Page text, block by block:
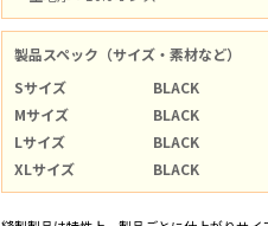
製品スペック（サイズ・素材など）
Sサイズ
BLACK
Mサイズ
BLACK
Lサイズ
BLACK
XLサイズ
BLACK